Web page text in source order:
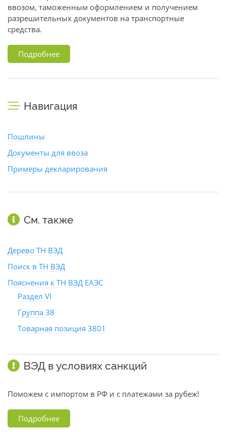
ввозом, таможенным оформлением и получением
разрешительных документов на транспортные
средства.
Подробнее
Навигация
Пошлины
Документы для ввоза
Примеры декларирования
См. также
Дерево ТН ВЭД
Поиск в ТН ВЭД
Пояснения к ТН ВЭД ЕАЭС
Раздел VI
Группа 38
Товарная позиция 3801
ВЭД в условиях санкций
Поможем с импортом в РФ и с платежами за рубеж!
Подробнее